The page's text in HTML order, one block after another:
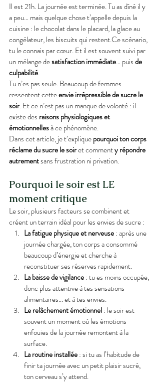
Il est 21h. La journée est terminée. Tu as dîné il y
a peu… mais quelque chose t’appelle depuis la
cuisine : le chocolat dans le placard, la glace au
congélateur, les biscuits qui restent.Ce scénario,
tu le connais par cœur. Et il est souvent suivi par
un mélange de satisfaction immédiate… puis de
culpabilité.
Tu n’es pas seule. Beaucoup de femmes
ressentent cette envie irrépressible de sucre le
soir. Et ce n’est pas un manque de volonté : il
existe des raisons physiologiques et
émotionnelles à ce phénomène.
Dans cet article, je t’explique pourquoi ton corps
réclame du sucre le soir et comment y répondre
autrement sans frustration ni privation.
Pourquoi le soir est LE
moment critique
Le soir, plusieurs facteurs se combinent et
créent un terrain idéal pour les envies de sucre :
La fatigue physique et nerveuse : après une
journée chargée, ton corps a consommé
beaucoup d’énergie et cherche à
reconstituer ses réserves rapidement.
La baisse de vigilance : tu es moins occupée,
donc plus attentive à tes sensations
alimentaires… et à tes envies.
Le relâchement émotionnel : le soir est
souvent un moment où les émotions
enfouies de la journée remontent à la
surface.
La routine installée : si tu as l’habitude de
finir ta journée avec un petit plaisir sucré,
ton cerveau s’y attend.